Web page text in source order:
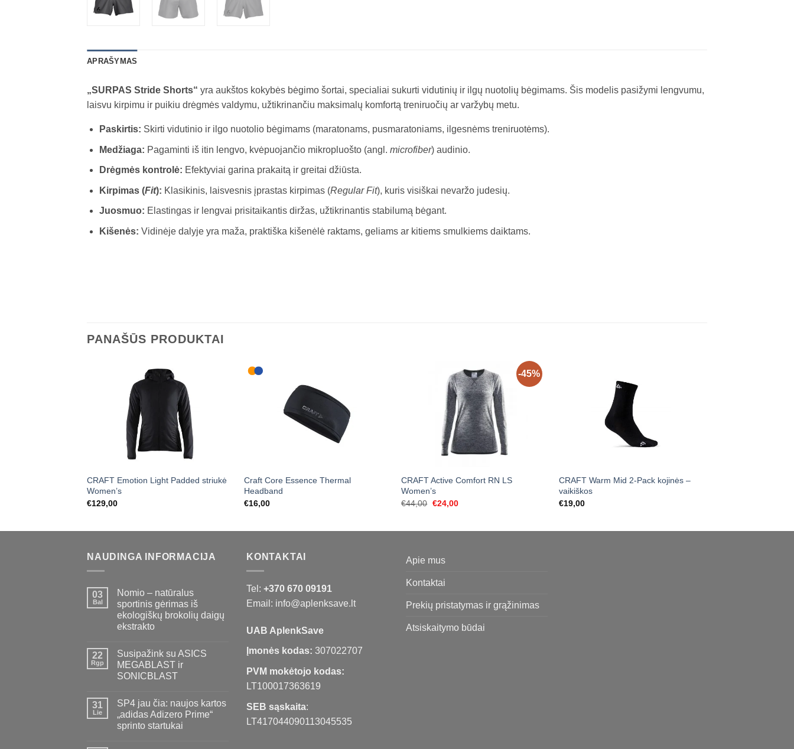
APRAŠYMAS
„SURPAS Stride Shorts“ yra aukštos kokybės bėgimo šortai, specialiai sukurti vidutinių ir ilgų nuotolių bėgimams. Šis modelis pasižymi lengvumu,
laisvu kirpimu ir puikiu drėgmės valdymu, užtikrinančiu maksimalų komfortą treniruočių ar varžybų metu.
Paskirtis: Skirti vidutinio ir ilgo nuotolio bėgimams (maratonams, pusmaratoniams, ilgesnėms treniruotėms).
Medžiaga: Pagaminti iš itin lengvo, kvėpuojančio mikropluošto (angl. microfiber) audinio.
Drėgmės kontrolė: Efektyviai garina prakaitą ir greitai džiūsta.
Kirpimas (Fit): Klasikinis, laisvesnis įprastas kirpimas (Regular Fit), kuris visiškai nevaržo judesių.
Juosmuo: Elastingas ir lengvai prisitaikantis diržas, užtikrinantis stabilumą bėgant.
Kišenės: Vidinėje dalyje yra maža, praktiška kišenėlė raktams, geliams ar kitiems smulkiems daiktams.
PANAŠŪS PRODUKTAI
CRAFT Emotion Light Padded striukė
Women’s
€129,00
Craft Core Essence Thermal
Headband
€16,00
-45%
CRAFT Active Comfort RN LS
Women’s
€44,00 Original
€24,00Current
CRAFT Warm Mid 2-Pack kojinės –
vaikiškos
€19,00
NAUDINGA INFORMACIJA
03
Bal
Nomio – natūralus
sportinis gėrimas iš
ekologiškų brokolių daigų
ekstrakto
22
Rgp
Susipažink su ASICS
MEGABLAST ir
SONICBLAST
31
Lie
SP4 jau čia: naujos kartos
„adidas Adizero Prime“
sprinto startukai
KONTAKTAI
Tel: +370 670 09191
Email: info@aplenksave.lt
UAB AplenkSave
Įmonės kodas: 307022707
PVM mokėtojo kodas:
LT100017363619
SEB sąskaita:
LT417044090113045535
Apie mus
Kontaktai
Prekių pristatymas ir grąžinimas
Atsiskaitymo būdai